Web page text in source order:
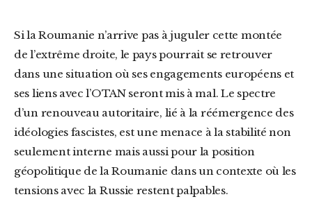
Si la Roumanie n’arrive pas à juguler cette montée
de l’extrême droite, le pays pourrait se retrouver
dans une situation où ses engagements européens et
ses liens avec l’OTAN seront mis à mal. Le spectre
d’un renouveau autoritaire, lié à la réémergence des
idéologies fascistes, est une menace à la stabilité non
seulement interne mais aussi pour la position
géopolitique de la Roumanie dans un contexte où les
tensions avec la Russie restent palpables.